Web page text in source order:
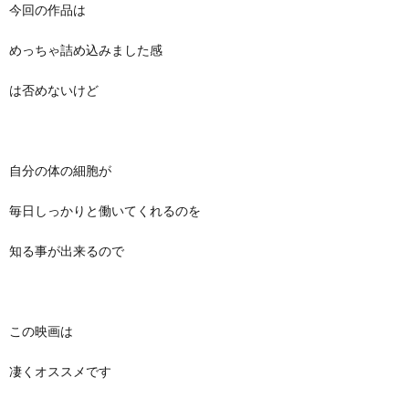
今回の作品は
めっちゃ詰め込みました感
は否めないけど
自分の体の細胞が
毎日しっかりと働いてくれるのを
知る事が出来るので
この映画は
凄くオススメです